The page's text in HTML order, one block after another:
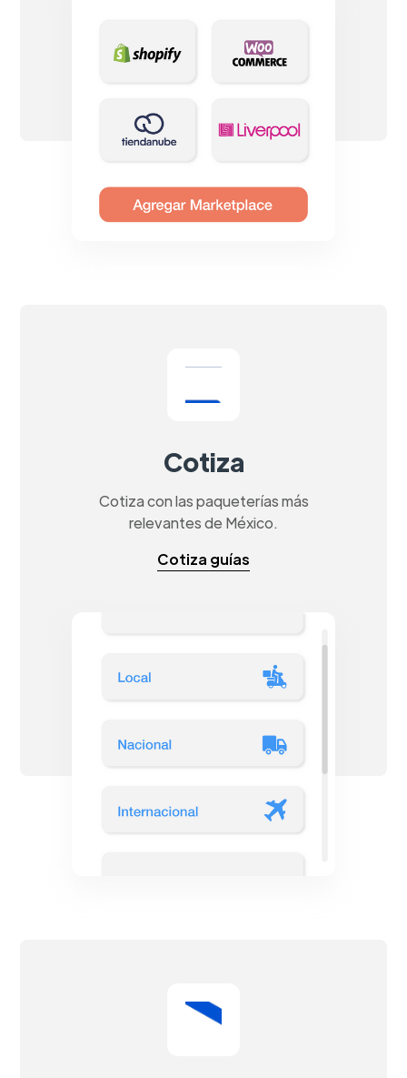
Cotiza
Cotiza con las paqueterías más
relevantes de México.
Cotiza guías